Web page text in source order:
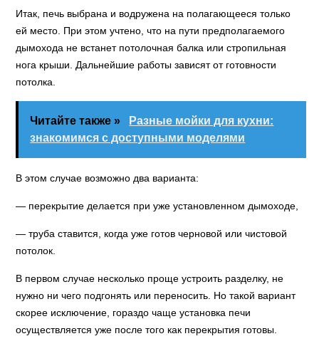
Итак, печь выбрана и водружена на полагающееся только
ей место. При этом учтено, что на пути предполагаемого
дымохода не встанет потолочная балка или стропильная
нога крыши. Дальнейшие работы зависят от готовности
потолка.
Читайте также »
Разные мойки для кухни:
знакомимся с доступными моделями
В этом случае возможно два варианта:
— перекрытие делается при уже установленном дымоходе,
— труба ставится, когда уже готов черновой или чистовой
потолок.
В первом случае несколько проще устроить разделку, не
нужно ни чего подгонять или переносить. Но такой вариант
скорее исключение, гораздо чаще установка печи
осуществляется уже после того как перекрытия готовы.